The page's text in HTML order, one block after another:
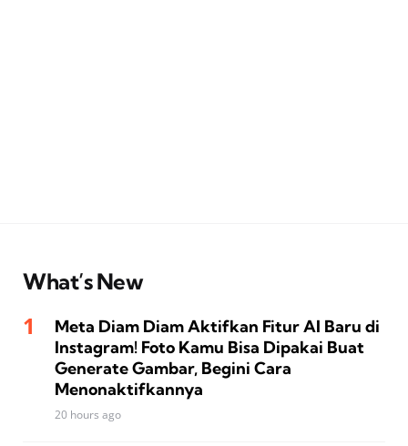
What’s New
Meta Diam Diam Aktifkan Fitur AI Baru di
Instagram! Foto Kamu Bisa Dipakai Buat
Generate Gambar, Begini Cara
Menonaktifkannya
20 hours ago